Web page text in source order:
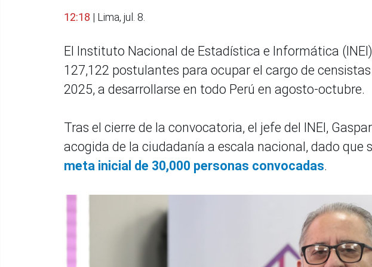
12:18 | Lima, jul. 8.
El Instituto Nacional de Estadística e Informática
127,122 postulantes para ocupar el cargo de
2025, a desarrollarse en todo Perú en agosto-octubre.
Tras el cierre de la convocatoria, el jefe del INEI,
acogida de la ciudadanía a escala nacional, dado que
meta inicial de 30,000 personas convocadas.